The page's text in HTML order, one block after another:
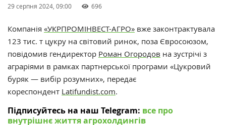
29 серпня 2024, 09:00 696
Компанія «УКРПРОМІНВЕСТ-АГРО» вже законтрактувала
123 тис. т цукру на світовий ринок, поза Євросоюзом,
повідомив гендиректор Роман Огородов на зустрічі з
аграріями в рамках партнерської програми «Цукровий
буряк — вибір розумних», передає
кореспондент Latifundist.com.
Підписуйтесь на наш Telegram: все про
внутрішнє життя агрохолдингів